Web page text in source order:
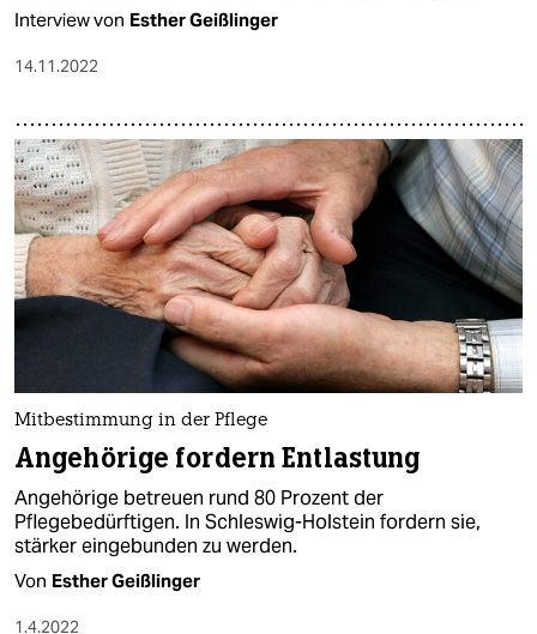
Interview von Esther Geißlinger
14.11.2022
Mitbestimmung in der Pflege
Angehörige fordern Entlastung
Angehörige betreuen rund 80 Prozent der
Pflegebedürftigen. In Schleswig-Holstein fordern sie,
stärker eingebunden zu werden.
Von Esther Geißlinger
1.4.2022